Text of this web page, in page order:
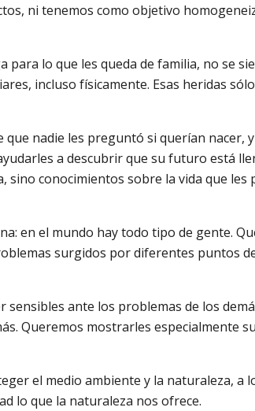
ni tenemos como objetivo
lo que les queda de familia, no se
incluso físicamente. Esas heridas
nadie les preguntó si querían nacer,
a descubrir que su futuro está
conocimientos sobre la vida que
en el mundo hay todo tipo de gente.
surgidos por diferentes puntos
ante los problemas de los
Queremos mostrarles especialmente
el medio ambiente y la naturaleza, a
lo que la naturaleza nos ofrece.